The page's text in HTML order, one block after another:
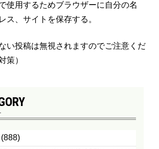
使用するためブラウザーに自分の名
ス、サイトを保存する。
い投稿は無視されますのでご注意くだ
策）
(888)